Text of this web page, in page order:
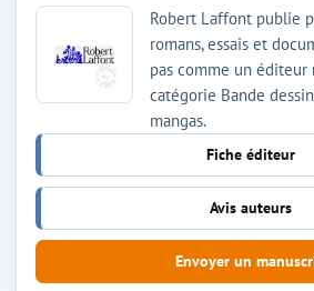
Robert Laffont publie
romans, essais et
pas comme un éditeur
catégorie Bande
mangas.
Fiche éditeur
Avis auteurs
Envoyer un